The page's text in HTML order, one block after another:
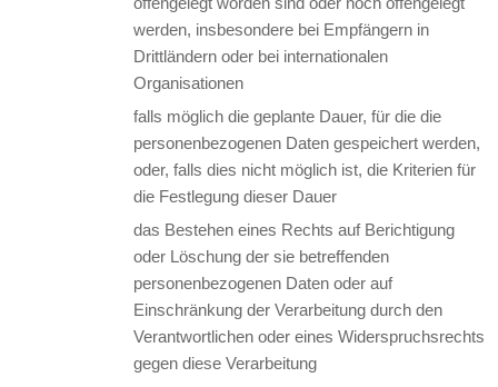
werden, insbesondere bei Empfängern in
Drittländern oder bei internationalen
Organisationen
falls möglich die geplante Dauer, für die die
personenbezogenen Daten gespeichert werden,
oder, falls dies nicht möglich ist, die Kriterien für
die Festlegung dieser Dauer
das Bestehen eines Rechts auf Berichtigung
oder Löschung der sie betreffenden
personenbezogenen Daten oder auf
Einschränkung der Verarbeitung durch den
Verantwortlichen oder eines Widerspruchsrechts
gegen diese Verarbeitung